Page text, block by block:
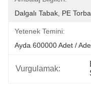
Dalgalı Tabak, PE
Yetenek Temini:
Ayda 600000 Adet /
Vurgulamak: